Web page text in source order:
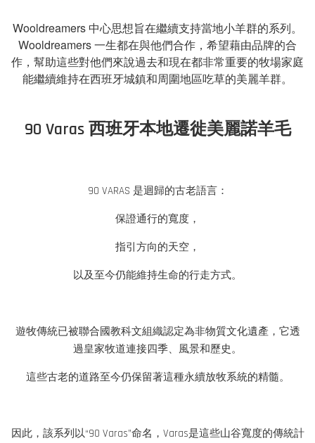
Wooldreamers 中心思想旨在繼續支持當地小羊群的系列。
Wooldreamers 一生都在與他們合作，希望藉由品牌的合
作，幫助這些對他們來說過去和現在都非常重要的牧場家庭
能繼續維持在西班牙城鎮和周圍地區吃草的美麗羊群。
90 Varas 西班牙本地遷徙美麗諾羊毛
90 VARAS 是迴歸的古老語言：
保證通行的寬度，
指引方向的天空，
以及至今仍能維持生命的行走方式。
遊牧傳統已被聯合國教科文組織認定為非物質文化遺產，它透
過皇家牧道連接四季、風景和歷史。
這些古老的道路至今仍保留著這種永續放牧系統的精髓。
因此，該系列以“90 Varas”命名，Varas是這些山谷寬度的傳統計